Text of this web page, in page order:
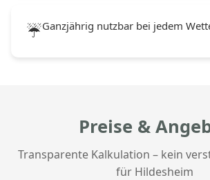
☔Ganzjährig nutzbar bei jedem
Preise &
Transparente Kalkulation – kein
für Hildesheim